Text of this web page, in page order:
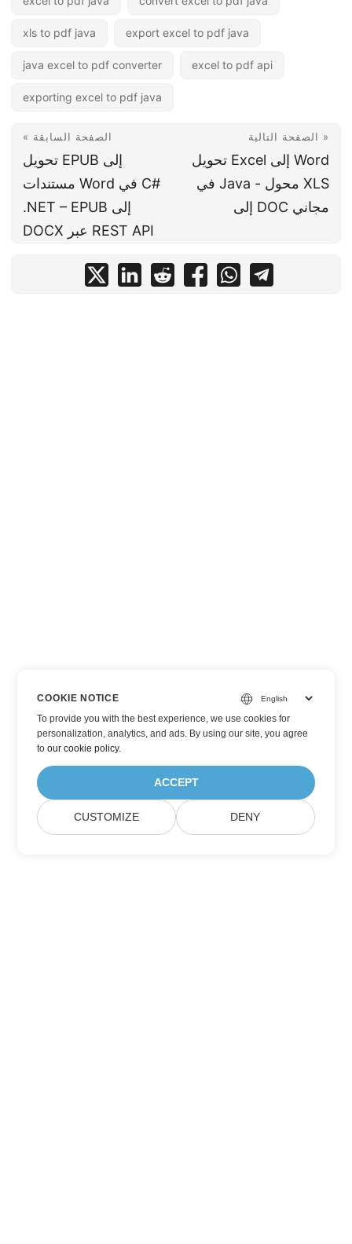
xls to pdf java export excel to pdf java
java excel to pdf converter excel to pdf api
exporting excel to pdf java
« الصفحة السابقة
تحويل EPUB إلى
مستندات Word في C#
.NET – EPUB إلى
DOCX عبر REST API
الصفحة التالية »
تحويل Excel إلى Word
في Java - محول XLS
إلى DOC مجاني
COOKIE NOTICE
To provide you with the best experience, we use cookies for
personalization, analytics, and ads. By using our site, you agree
toour cookie policy.
ACCEPT
CUSTOMIZE DENY